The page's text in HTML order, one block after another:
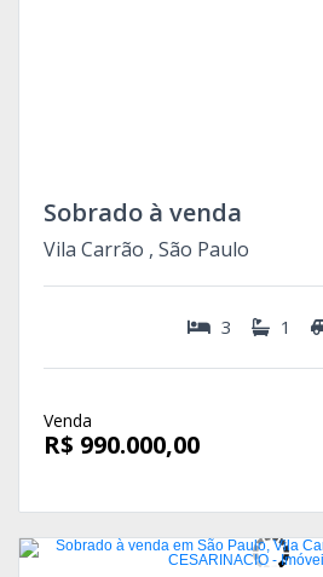
Sobrado à venda
Vila Carrão , São Paulo
3 1
Venda
R$ 990.000,00